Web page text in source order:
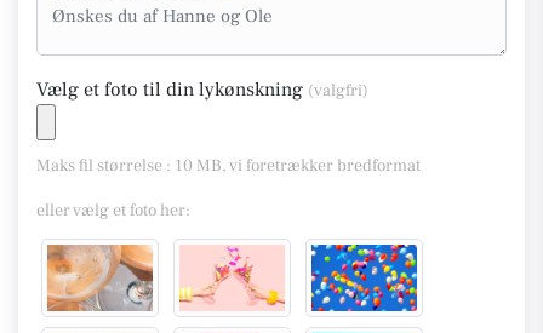
Vælg et foto til din lykønskning (valgfri)
Maks fil størrelse : 10 MB, vi foretrækker bredformat
eller vælg et foto her: